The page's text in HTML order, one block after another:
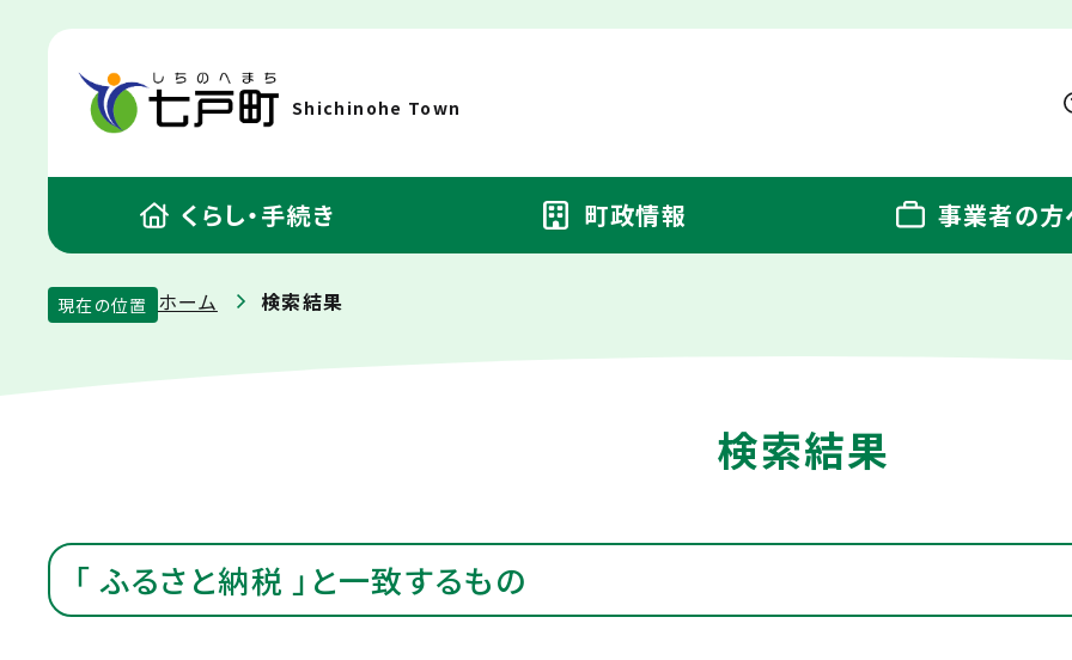
Shichinohe Town
くらし・手続き 町政情報 事業者の方
現在の位置 ホーム 検索結果
検索結果
「 ふるさと納税 」と一致するもの